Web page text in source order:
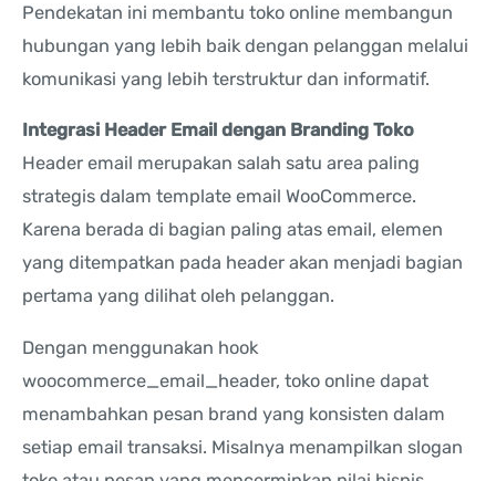
Pendekatan ini membantu toko online membangun
hubungan yang lebih baik dengan pelanggan melalui
komunikasi yang lebih terstruktur dan informatif.
Integrasi Header Email dengan Branding Toko
Header email merupakan salah satu area paling
strategis dalam template email WooCommerce.
Karena berada di bagian paling atas email, elemen
yang ditempatkan pada header akan menjadi bagian
pertama yang dilihat oleh pelanggan.
Dengan menggunakan hook
woocommerce_email_header, toko online dapat
menambahkan pesan brand yang konsisten dalam
setiap email transaksi. Misalnya menampilkan slogan